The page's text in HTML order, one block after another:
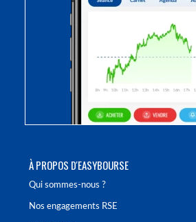
À PROPOS D'EASYBOURSE
Qui sommes-nous ?
Nos engagements RSE